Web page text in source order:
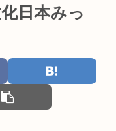
を高市が勝手にSNS
高いと話題に
最強の家」、凄すぎ
逮捕するから。心当
と公表
日本みっ